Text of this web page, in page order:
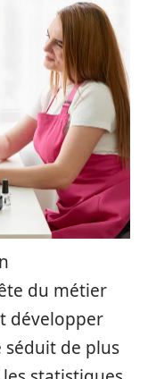
du métier
développer
séduit de plus